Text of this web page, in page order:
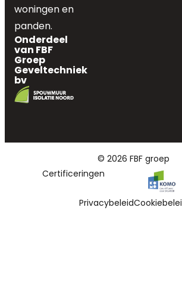
woningen en
panden.
Onderdeel
van FBF
Groep
Geveltechniek
bv
© 2026 FBF groep
Certificeringen
Privacybeleid